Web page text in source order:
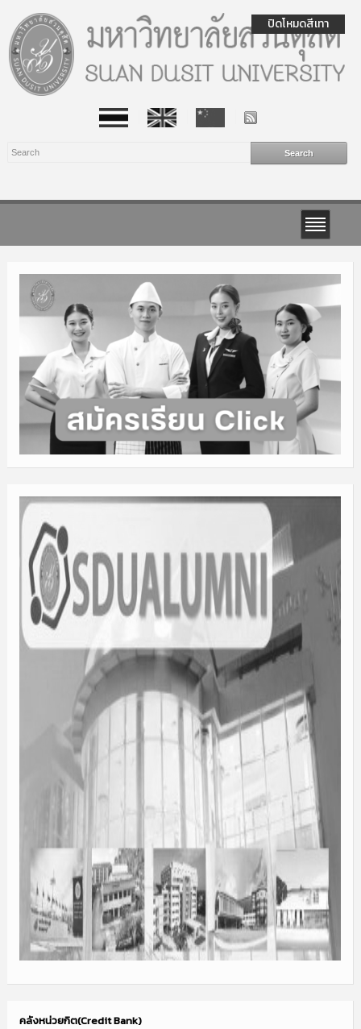
คลังหน่วยกิต(Credit Bank)
ปิดโหมดสีเทา